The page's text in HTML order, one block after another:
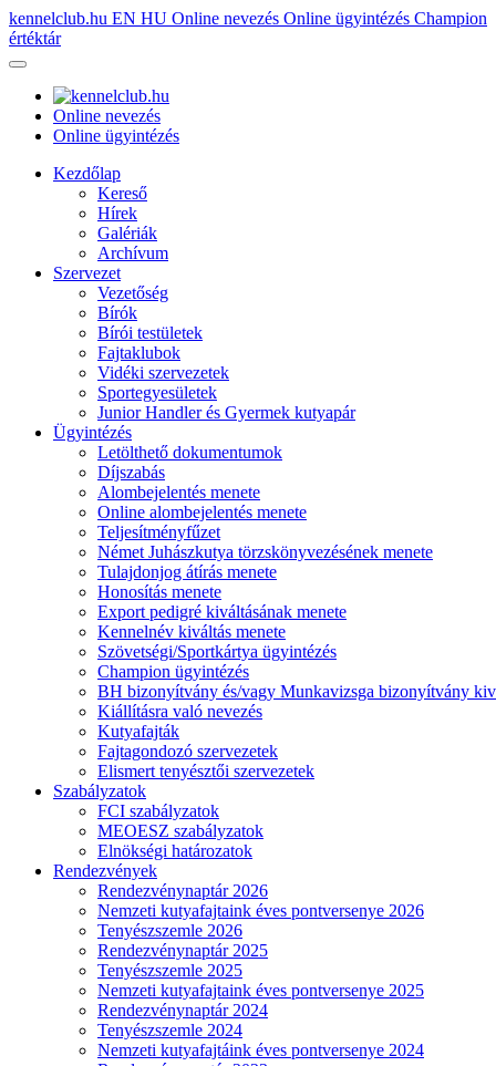
kennelclub.hu EN HU Online nevezés Online ügyintézés Champion
értéktár
Online nevezés
Online ügyintézés
Kezdőlap
Kereső
Hírek
Galériák
Archívum
Szervezet
Vezetőség
Bírók
Bírói testületek
Fajtaklubok
Vidéki szervezetek
Sportegyesületek
Junior Handler és Gyermek kutyapár
Ügyintézés
Letölthető dokumentumok
Díjszabás
Alombejelentés menete
Online alombejelentés menete
Teljesítményfűzet
Német Juhászkutya törzskönyvezésének menete
Tulajdonjog átírás menete
Honosítás menete
Export pedigré kiváltásának menete
Kennelnév kiváltás menete
Szövetségi/Sportkártya ügyintézés
Champion ügyintézés
BH bizonyítvány és/vagy Munkavizsga bizonyítvány
Kiállításra való nevezés
Kutyafajták
Fajtagondozó szervezetek
Elismert tenyésztői szervezetek
Szabályzatok
FCI szabályzatok
MEOESZ szabályzatok
Elnökségi határozatok
Rendezvények
Rendezvénynaptár 2026
Nemzeti kutyafajtaink éves pontversenye 2026
Tenyészszemle 2026
Rendezvénynaptár 2025
Tenyészszemle 2025
Nemzeti kutyafajtaink éves pontversenye 2025
Rendezvénynaptár 2024
Tenyészszemle 2024
Nemzeti kutyafajtáink éves pontversenye 2024